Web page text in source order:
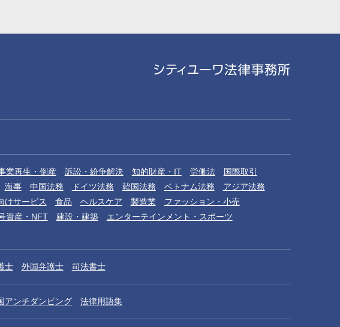
業再生・倒産 訴訟・紛争解決 知的財産・IT 労働法
国際取引
海事 中国法務 ドイツ法務 韓国法務 ベトナム法務
アジア法務
けサービス 食品 ヘルスケア 製造業
ファッション・小売
資産・NFT 建設・建築
エンターテインメント・スポーツ
士 外国弁護士 司法書士
アンチダンピング 法律用語集